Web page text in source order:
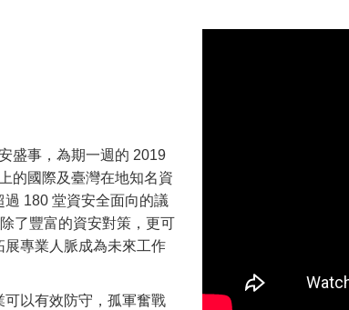
盛事，為期一週的 2019
的國際及臺灣在地知名資
180 堂資安全面向的議
了豐富的資安對策，更可
專業人脈成為未來工作
以有效防守，孤軍奮戰